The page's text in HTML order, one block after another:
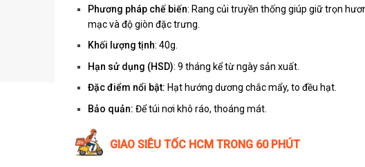
Phương pháp chế biến: Rang củi truyền thống giúp giữ trọn
mạc và độ giòn đặc trưng.
Khối lượng tịnh: 40g.
Hạn sử dụng (HSD): 9 tháng kể từ ngày sản xuất.
Đặc điểm nổi bật: Hạt hướng dương chắc mẩy, to đều hạt.
Bảo quản: Để túi nơi khô ráo, thoáng mát.
GIAO SIÊU TỐC HCM TRONG 60 PHÚT